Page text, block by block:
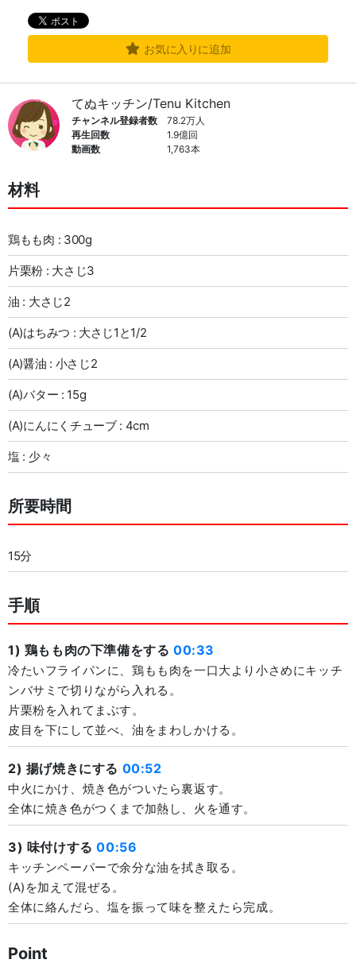
お気に入りに追加
てぬキッチン/Tenu Kitchen
チャンネル登録者数
78.2万人
再生回数
1.9億回
動画数
1,763本
材料
鶏もも肉 : 300g
片栗粉 : 大さじ3
油 : 大さじ2
(A)はちみつ : 大さじ1と1/2
(A)醤油 : 小さじ2
(A)バター : 15g
(A)にんにくチューブ : 4cm
塩 : 少々
所要時間
15分
手順
1) 鶏もも肉の下準備をする00:33
冷たいフライパンに、鶏もも肉を一口大より小さめにキッチ
ンバサミで切りながら入れる。
片栗粉を入れてまぶす。
皮目を下にして並べ、油をまわしかける。
2) 揚げ焼きにする 00:52
中火にかけ、焼き色がついたら裏返す。
全体に焼き色がつくまで加熱し、火を通す。
3) 味付けする00:56
キッチンペーパーで余分な油を拭き取る。
(A)を加えて混ぜる。
全体に絡んだら、塩を振って味を整えたら完成。
Point